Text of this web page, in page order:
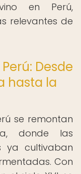
en Perú,
relevantes de
Desde
hasta la
se remontan
donde las
ya cultivaban
Con